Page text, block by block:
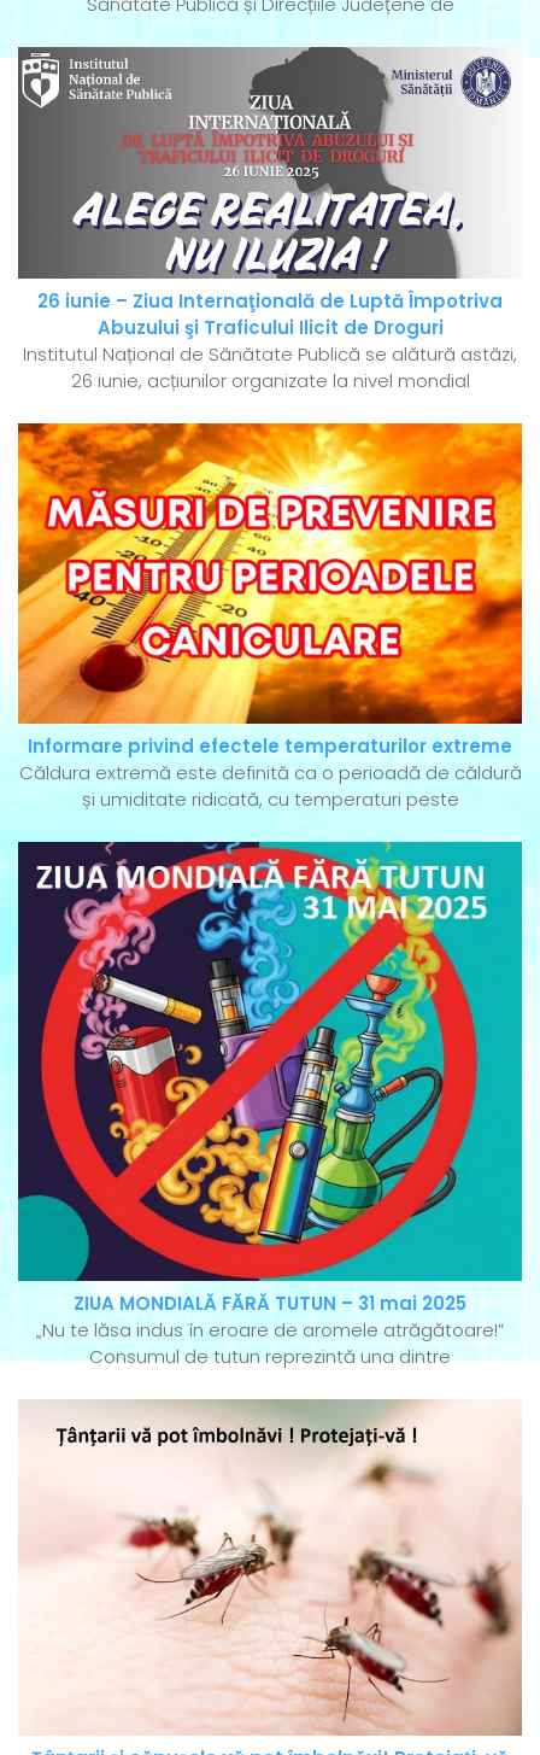
26 iunie – Ziua Internaţională de Luptă Împotriva
Abuzului şi Traficului Ilicit de Droguri
Institutul Național de Sănătate Publică se alătură astăzi,
26 iunie, acțiunilor organizate la nivel mondial
Informare privind efectele temperaturilor extreme
Căldura extremă este definită ca o perioadă de căldură
și umiditate ridicată, cu temperaturi peste
ZIUA MONDIALĂ FĂRĂ TUTUN – 31 mai 2025
„Nu te lăsa indus în eroare de aromele atrăgătoare!”
Consumul de tutun reprezintă una dintre